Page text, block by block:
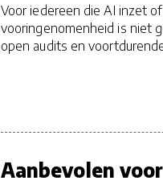
Voor iedereen die AI inzet
vooringenomenheid is niet
open audits en
Aanbevolen